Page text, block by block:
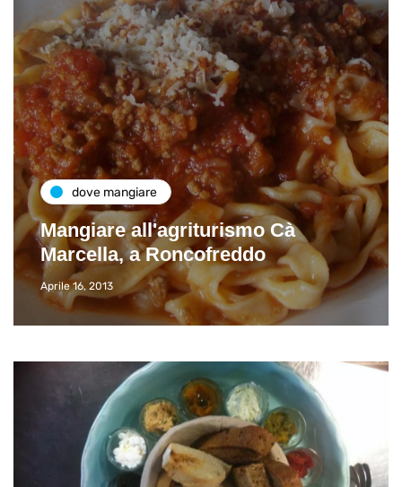
dove mangiare
Mangiare all'agriturismo Cà
Marcella, a Roncofreddo
Aprile 16, 2013